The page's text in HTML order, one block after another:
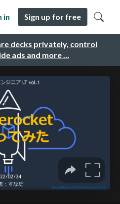
decks privately, control
ads and more …
in Sign up for free